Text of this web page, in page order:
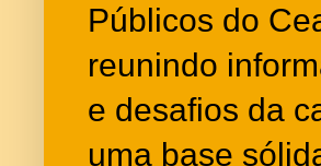
Públicos do
reunindo
e desafios da
uma base